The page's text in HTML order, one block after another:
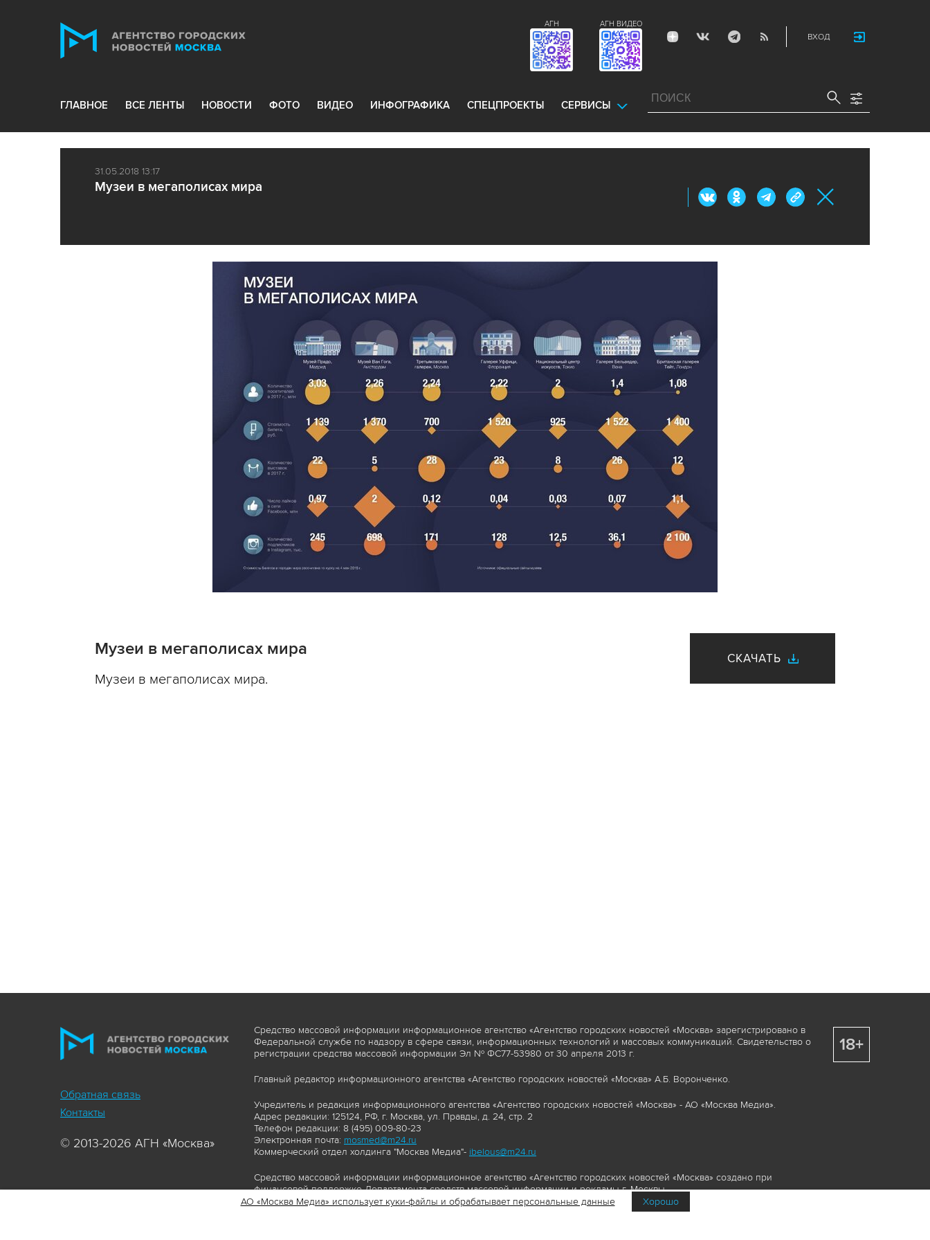
ВХОД
АГН ВИДЕО
АГН
ГЛАВНОЕ ВСЕ ЛЕНТЫ НОВОСТИ ФОТО ВИДЕО ИНФОГРАФИКА СПЕЦПРОЕКТЫ СЕРВИСЫ
31.05.2018 13:17
Музеи в мегаполисах мира
Музеи в мегаполисах мира
Музеи в мегаполисах мира.
СКАЧАТЬ
Обратная связь
Контакты
© 2013-2026 АГН «Москва»
Средство массовой информации информационное агентство «Агентство городских новостей «Москва» зарегистрировано в
Федеральной службе по надзору в сфере связи, информационных технологий и массовых коммуникаций. Свидетельство о
регистрации средства массовой информации Эл № ФС77-53980 от 30 апреля 2013 г.
Главный редактор информационного агентства «Агентство городских новостей «Москва» А.Б. Воронченко.
Учредитель и редакция информационного агентства «Агентство городских новостей «Москва» - АО «Москва Медиа».
Адрес редакции: 125124, РФ, г. Москва, ул. Правды, д. 24, стр. 2
Телефон редакции: 8 (495) 009-80-23
Электронная почта: mosmed@m24.ru
Коммерческий отдел холдинга "Москва Медиа"- ibelous@m24.ru
Средство массовой информации информационное агентство «Агентство городских новостей «Москва» создано при
финансовой поддержке Департамента средств массовой информации и рекламы г. Москвы.
Сайт https://www.mskagency.ru содержит материалы, товарные знаки и иные охраняемые элементы, включая, но, не
18+
АО «Москва Медиа» использует куки-файлы и обрабатывает персональные данные Хорошо